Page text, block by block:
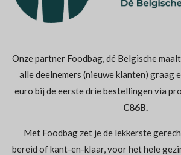
Onze partner Foodbag, dé Belgische
alle deelnemers (nieuwe klanten) graag
euro bij de eerste drie bestellingen via
C86B.
Met Foodbag zet je de lekkerste
bereid of kant-en-klaar, voor het hele